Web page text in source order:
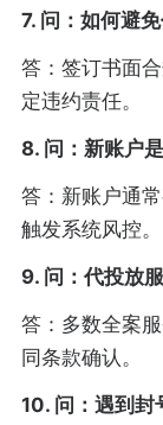
7. 问：如何避
答：签订书面
定违约责任。
8. 问：新账户
答：新账户通
触发系统风控。
9. 问：代投放
答：多数全案
同条款确认。
10. 问：遇到封